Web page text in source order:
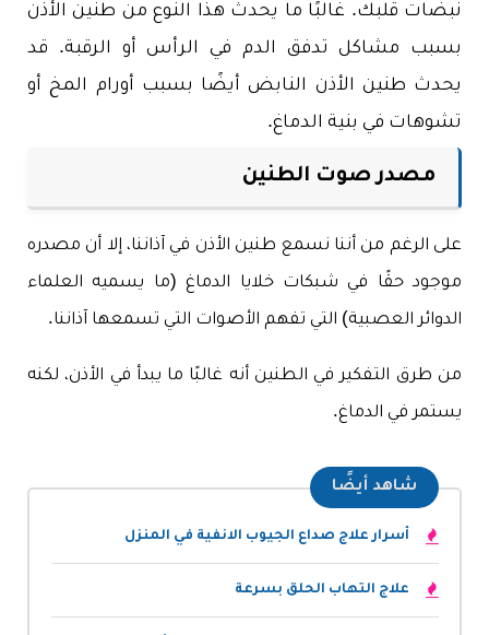
نبضات قلبك. غالبًا ما يحدث هذا النوع من طنين الأذن
بسبب مشاكل تدفق الدم في الرأس أو الرقبة. قد
يحدث طنين الأذن النابض أيضًا بسبب أورام المخ أو
تشوهات في بنية الدماغ.
مصدر صوت الطنين
على الرغم من أننا نسمع طنين الأذن في آذاننا، إلا أن مصدره
موجود حقًا في شبكات خلايا الدماغ (ما يسميه العلماء
الدوائر العصبية) التي تفهم الأصوات التي تسمعها آذاننا.
من طرق التفكير في الطنين أنه غالبًا ما يبدأ في الأذن، لكنه
يستمر في الدماغ.
شاهد أيضًا
أسرار علاج صداع الجيوب الانفية في المنزل
علاج التهاب الحلق بسرعة